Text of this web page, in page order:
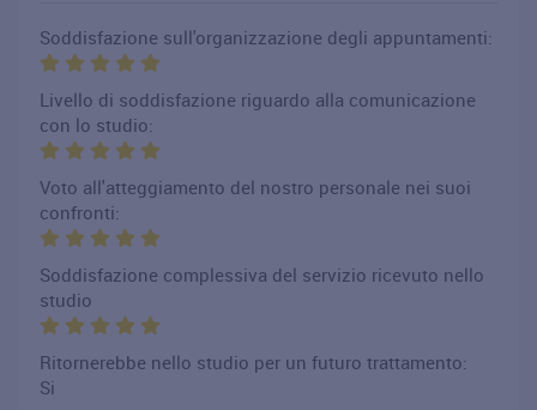
Soddisfazione sull'organizzazione degli appuntamenti:
Livello di soddisfazione riguardo alla comunicazione
con lo studio:
Voto all'atteggiamento del nostro personale nei suoi
confronti:
Soddisfazione complessiva del servizio ricevuto nello
studio
Ritornerebbe nello studio per un futuro trattamento:
Si